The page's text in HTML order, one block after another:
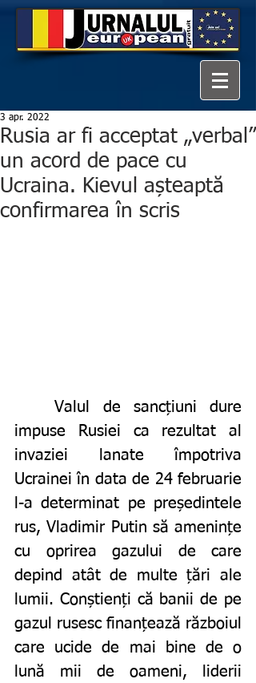
Rusia ar fi acceptat „verbal”
un acord de pace cu
Ucraina. Kievul așteaptă
confirmarea în scris
3 apr. 2022
	Valul de sancțiuni dure
impuse Rusiei ca rezultat al
invaziei lanate împotriva
Ucrainei în data de 24 februarie
l-a determinat pe președintele
rus, Vladimir Putin să amenințe
cu oprirea gazului de care
depind atât de multe țări ale
lumii. Conștienți că banii de pe
gazul rusesc finanțează războiul
care ucide de mai bine de o
lună mii de oameni, liderii